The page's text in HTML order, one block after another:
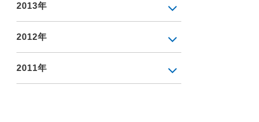
2013年
2012年
2011年